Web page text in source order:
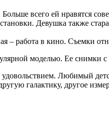
всего ей нравятся
Девушка также
– работа в кино. Съемки
моделью. Ее
удовольствием. Любимый
галактику, другое